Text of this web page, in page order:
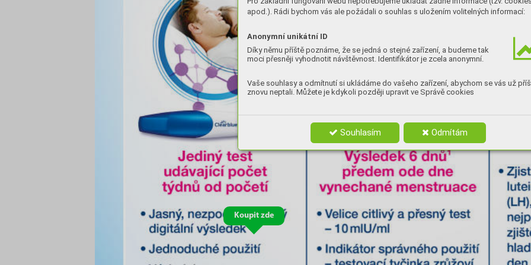
apod.). Rádi bychom vás ale požádali o souhlas s uložením volitelných informací:
Anonymní unikátní ID
Díky němu příště poznáme, že se jedná o stejné zařízení, a budeme tak
moci přesněji vyhodnotit návštěvnost. Identifikátor je zcela anonymní.
Vaše souhlasy a odmítnutí si ukládáme do vašeho zařízení, abychom se vás už
znovu neptali. Můžete je kdykoli později upravit ve Správě cookies
Souhlasím Odmítám
Koupit zde